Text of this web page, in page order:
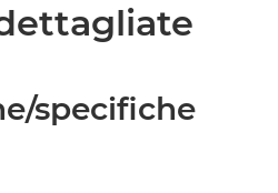
specifiche